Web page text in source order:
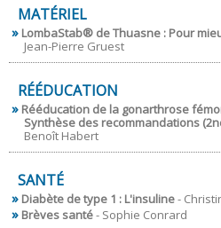
MATÉRIEL
LombaStab® de Thuasne : Pour
Jean-Pierre Gruest
RÉÉDUCATION
Rééducation de la gonarthrose
Synthèse des recommandations
Benoît Habert
SANTÉ
Diabète de type 1 : L'insuline-
Brèves santé- Sophie Conrard